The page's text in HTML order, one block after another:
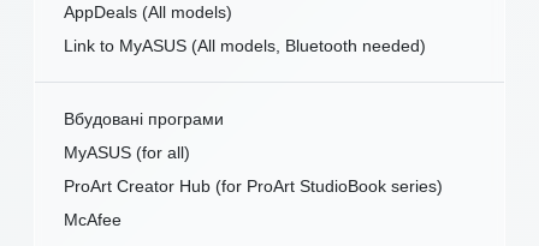
AppDeals (All models)
Link to MyASUS (All models, Bluetooth needed)
Вбудовані програми
MyASUS (for all)
ProArt Creator Hub (for ProArt StudioBook series)
McAfee